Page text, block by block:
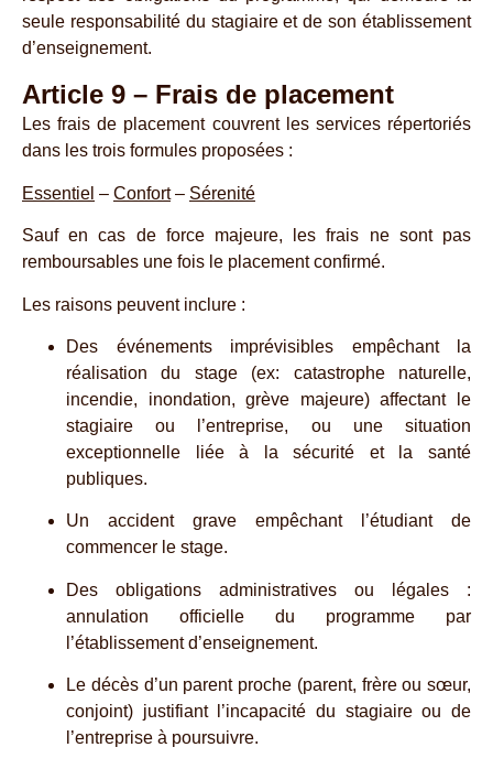
seule responsabilité du stagiaire et de son établissement
d’enseignement.
Article 9 – Frais de placement
Les frais de placement couvrent les services répertoriés
dans les trois formules proposées :
Essentiel – Confort– Sérenité
Sauf en cas de force majeure, les frais ne sont pas
remboursables une fois le placement confirmé.
Les raisons peuvent inclure :
Des événements imprévisibles empêchant la
réalisation du stage (ex: catastrophe naturelle,
incendie, inondation, grève majeure) affectant le
stagiaire ou l’entreprise, ou une situation
exceptionnelle liée à la sécurité et la santé
publiques.
Un accident grave empêchant l’étudiant de
commencer le stage.
Des obligations administratives ou légales :
annulation officielle du programme par
l’établissement d’enseignement.
Le décès d’un parent proche (parent, frère ou sœur,
conjoint) justifiant l’incapacité du stagiaire ou de
l’entreprise à poursuivre.